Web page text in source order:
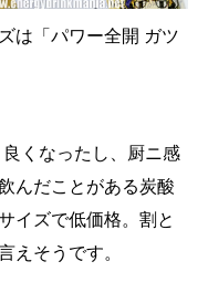
は「パワー全開 ガツ
くなったし、厨ニ感
んだことがある炭酸
イズで低価格。割と
えそうです。